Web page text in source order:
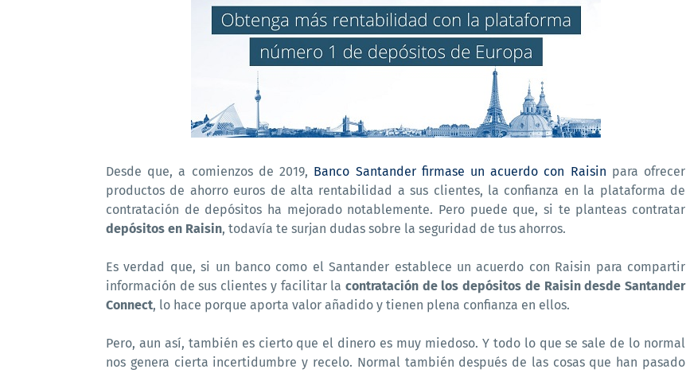
Desde que, a comienzos de 2019, Banco Santander firmase un acuerdo con Raisin para ofrecer
productos de ahorro euros de alta rentabilidad a sus clientes, la confianza en la plataforma de
contratación de depósitos ha mejorado notablemente. Pero puede que, si te planteas contratar
depósitos en Raisin, todavía te surjan dudas sobre la seguridad de tus ahorros.
Es verdad que, si un banco como el Santander establece un acuerdo con Raisin para compartir
información de sus clientes y facilitar la contratación de los depósitos de Raisin desde Santander
Connect, lo hace porque aporta valor añadido y tienen plena confianza en ellos.
Pero, aun así, también es cierto que el dinero es muy miedoso. Y todo lo que se sale de lo normal
nos genera cierta incertidumbre y recelo. Normal también después de las cosas que han pasado